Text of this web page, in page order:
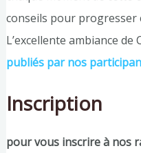
conseils pour progresser
L’excellente ambiance de
publiés par nos
Inscription
pour vous inscrire à nos